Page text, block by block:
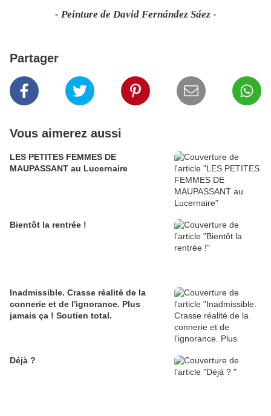
- Peinture de David Fernández Sáez-
Partager
Vous aimerez aussi
LES PETITES FEMMES DE
MAUPASSANT au Lucernaire
Bientôt la rentrée !
Inadmissible. Crasse réalité de la
connerie et de l'ignorance. Plus
jamais ça ! Soutien total.
Déjà ?